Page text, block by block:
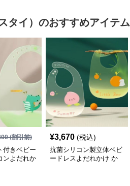
タイ） のおすすめアイテム
(割引前)
付きベビー
ンよだれか
¥3,670 (税込)
抗菌シリコン製立体ベビ
ードレスよだれかけ か